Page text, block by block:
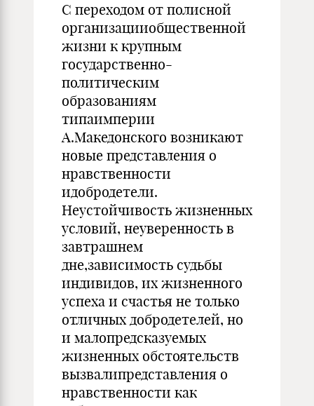
С переходом от полисной
организацииобщественной
жизни к крупным
государственно-
политическим
образованиям
типаимперии
А.Македонского возникают
новые представления о
нравственности
идобродетели.
Неустойчивость жизненных
условий, неуверенность в
завтрашнем
дне,зависимость судьбы
индивидов, их жизненного
успеха и счастья не только
отличных добродетелей, но
и малопредсказуемых
жизненных обстоятельств
вызвалипредставления о
нравственности как